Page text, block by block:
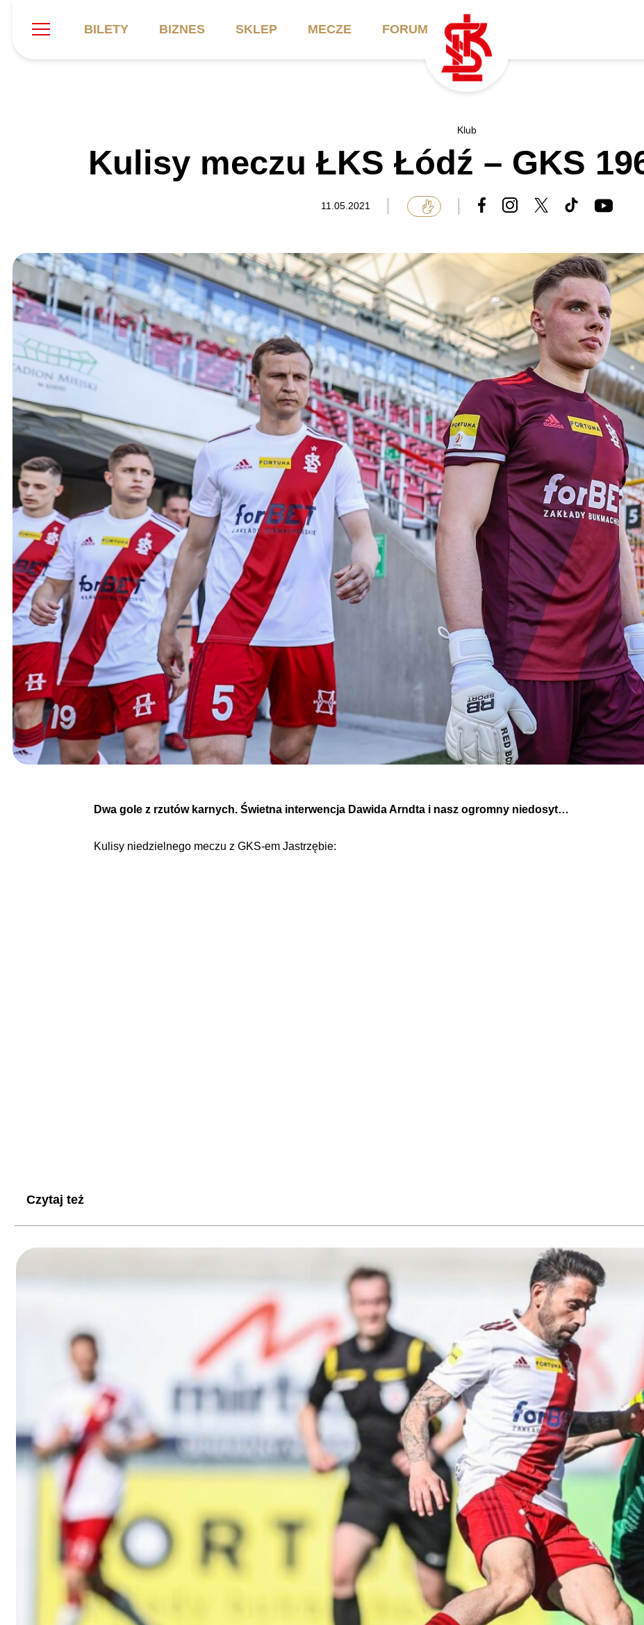
BILETY BIZNES SKLEP MECZE FORUM
Informacje ogólne
Symbole klubu
Stadion
Sprawozdania
Ochrona dzieci
Aktualności
Galeria
Catering
Cennik
Karnety
FAQ
Regulaminy
Aktualności
Kadra trenerska
ŁKS II
Drużyny Akademii
ŁKS Schools
Staże w Akademii ŁKS
Kluby partnerskie
Kontakt
Bilety VIP/Skybox
Oferta komercyjna
Ełkaesiacki Klub
Urodziny w Skybox
SKLEP KUP BILET
Klub
Kulisy meczu ŁKS Łódź – GKS
11.05.2021
Dwa gole z rzutów karnych. Świetna interwencja Dawida Arndta i nasz ogromny niedosyt…
Kulisy niedzielnego meczu z GKS-em Jastrzębie:
Czytaj też